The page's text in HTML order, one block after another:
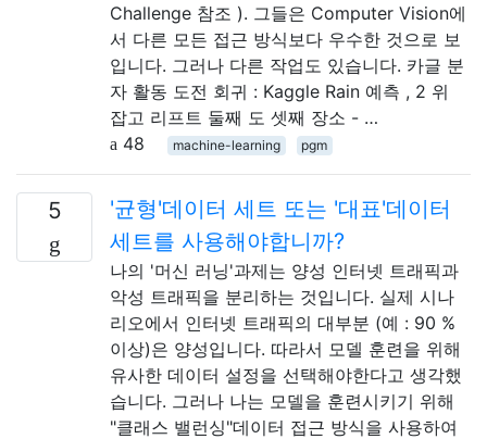
Challenge 참조 ). 그들은 Computer Vision에
서 다른 모든 접근 방식보다 우수한 것으로 보
입니다. 그러나 다른 작업도 있습니다. 카글 분
자 활동 도전 회귀 : Kaggle Rain 예측 , 2 위
잡고 리프트 둘째 도 셋째 장소 - …
48
machine-learning pgm
5
'균형'데이터 세트 또는 '대표'데이터
세트를 사용해야합니까?
나의 '머신 러닝'과제는 양성 인터넷 트래픽과
악성 트래픽을 분리하는 것입니다. 실제 시나
리오에서 인터넷 트래픽의 대부분 (예 : 90 %
이상)은 양성입니다. 따라서 모델 훈련을 위해
유사한 데이터 설정을 선택해야한다고 생각했
습니다. 그러나 나는 모델을 훈련시키기 위해
"클래스 밸런싱"데이터 접근 방식을 사용하여